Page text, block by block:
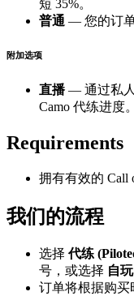
短 35%。
普通 — 您的订
附加选项
直播— 通过私人
Camo 代练进度。
Requirements
拥有有效的 Call
我们的流程
选择代练
号，或选择 自
订单将根据购